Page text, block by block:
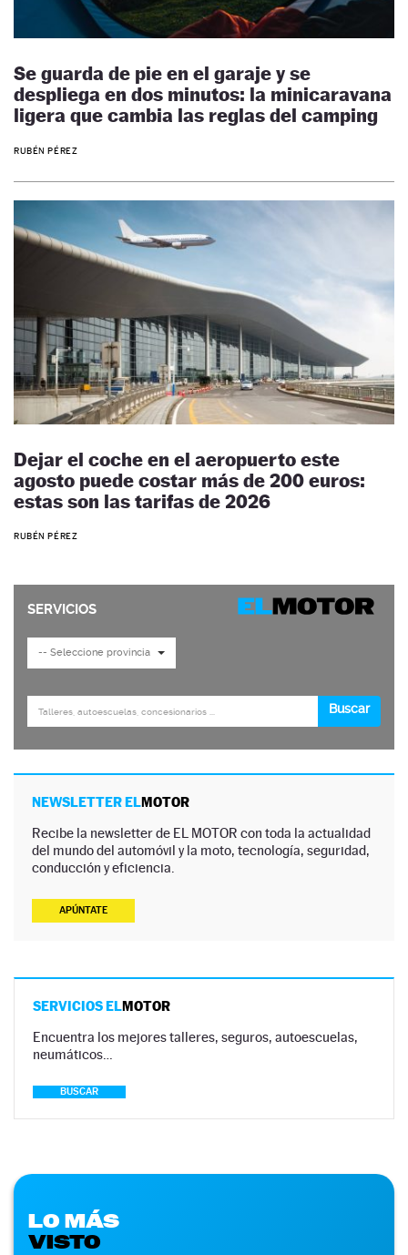
Se guarda de pie en el garaje y se
despliega en dos minutos: la minicaravana
ligera que cambia las reglas del camping
RUBÉN PÉREZ
Dejar el coche en el aeropuerto este
agosto puede costar más de 200 euros:
estas son las tarifas de 2026
RUBÉN PÉREZ
NEWSLETTER ELMOTOR
Recibe la newsletter de EL MOTOR con toda la actualidad
del mundo del automóvil y la moto, tecnología, seguridad,
conducción y eficiencia.
APÚNTATE
SERVICIOS ELMOTOR
Encuentra los mejores talleres, seguros, autoescuelas,
neumáticos…
BUSCAR
LO MÁS
VISTO